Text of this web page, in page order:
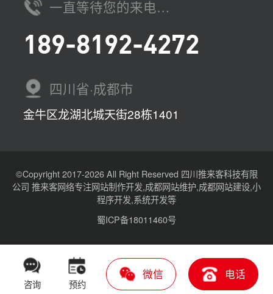
一直等待您的来电…
189-8192-4272
四川省·成都市
金牛区龙湖北城天街28栋1401
©Copyright 2017-2026 All Right Reserved 四川推来客科技有限
公司 推来客网络专注网站制作开发,成都网站维护,成都网站建设,小
程序开发,系统开发等
蜀ICP备18011460号
咨询 预约
微信 电话